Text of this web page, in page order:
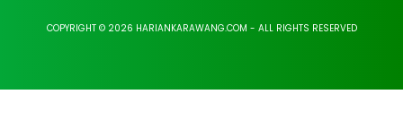
COPYRIGHT © 2026 HARIANKARAWANG.COM - ALL RIGHTS RESERVED